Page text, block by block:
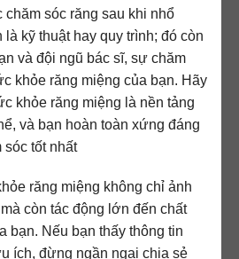
chăm sóc răng sau khi nhổ
kỹ thuật hay quy trình; đó còn
và đội ngũ bác sĩ, sự chăm
khỏe răng miệng của bạn. Hãy
khỏe răng miệng là nền tảng
và bạn hoàn toàn xứng đáng
tốt nhất
răng miệng không chỉ ảnh
còn tác động lớn đến chất
bạn. Nếu bạn thấy thông tin
ích, đừng ngần ngại chia sẻ